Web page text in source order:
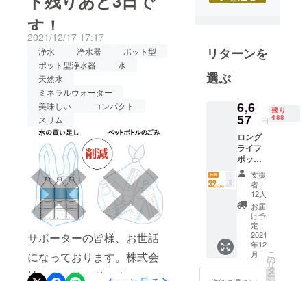
器でおいしい水をいつでも
『ロングライフポット』の
掲載期間も本日までとなっ
てしまいました。応援購入
をしてくださったサポー
ターの皆様、誠にありがと
うございます。ご検討中の
方もそうでない方も、ぜひ
一度ページをご覧いただけ
ますと幸いです。なにかご
質問、ご不明点などござい
ましたら、お問い合わせよ
りどうぞお気軽におたずね
くださいませ。よろしくお
願いいたします！
す！
2021/12/17 17:17
浄水 浄水器
ポット型
ポット型浄水器
水
天然水
ミネラルウォーター
美味しい
コンパクト
スリム
サポーターの皆様、お世話
になっております。株式会
社アクアリードです。 1台
造まで、日
本産・日本
製にこだわ
イフ浄水器
の製造メー
カーです。
浄水器メー
カーとし
て、世の中
のお役に立
てる商品を
い！という
想いから商
リターンを
選ぶ
6,6
57 円
残り
488
ロング
ライフ
ポット
×1 一般
販売予
定価格
9,790円
（税・
送料込
み）の
32％OF
F 2022
年1月下
支援
者：
12人
お届
け予
定：
2021
年12
月
こ
の
リ
タ
ー